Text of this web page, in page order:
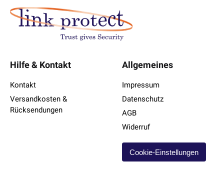
Hilfe & Kontakt
Kontakt
Versandkosten &
Rücksendungen
Allgemeines
Impressum
Datenschutz
AGB
Widerruf
Cookie-Einstellungen